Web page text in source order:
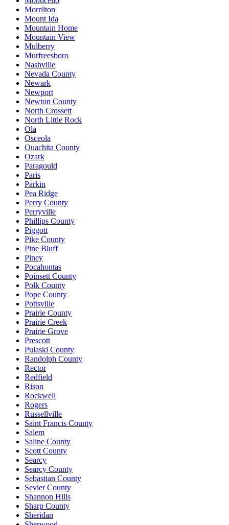
Morrilton
Mount Ida
Mountain Home
Mountain View
Mulberry
Murfreesboro
Nashville
Nevada County
Newark
Newport
Newton County
North Crossett
North Little Rock
Ola
Osceola
Ouachita County
Ozark
Paragould
Paris
Parkin
Pea Ridge
Perry County
Perryville
Phillips County
Piggott
Pike County
Pine Bluff
Piney
Pocahontas
Poinsett County
Polk County
Pope County
Pottsville
Prairie County
Prairie Creek
Prairie Grove
Prescott
Pulaski County
Randolph County
Rector
Redfield
Rison
Rockwell
Rogers
Russellville
Saint Francis County
Salem
Saline County
Scott County
Searcy
Searcy County
Sebastian County
Sevier County
Shannon Hills
Sharp County
Sheridan